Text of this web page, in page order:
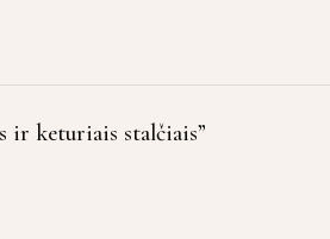
ir keturiais stalčiais”